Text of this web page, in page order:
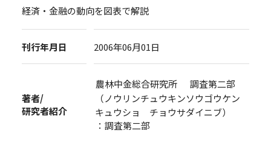
経済・金融の動向を図表で解説
刊行年月日 2006年06月01日
著者/
研究者紹介
農林中金総合研究所 調査第二部
（ノウリンチュウキンソウゴウケン
キュウショ チョウサダイニブ）
：調査第二部